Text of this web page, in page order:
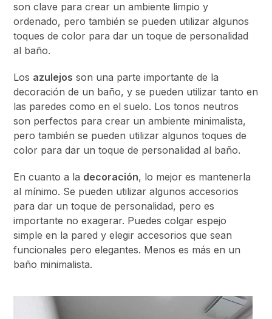
son clave para crear un ambiente limpio y
ordenado, pero también se pueden utilizar algunos
toques de color para dar un toque de personalidad
al baño.
Los azulejos son una parte importante de la
decoración de un baño, y se pueden utilizar tanto en
las paredes como en el suelo. Los tonos neutros
son perfectos para crear un ambiente minimalista,
pero también se pueden utilizar algunos toques de
color para dar un toque de personalidad al baño.
En cuanto a la decoración, lo mejor es mantenerla
al mínimo. Se pueden utilizar algunos accesorios
para dar un toque de personalidad, pero es
importante no exagerar. Puedes colgar espejo
simple en la pared y elegir accesorios que sean
funcionales pero elegantes. Menos es más en un
baño minimalista.